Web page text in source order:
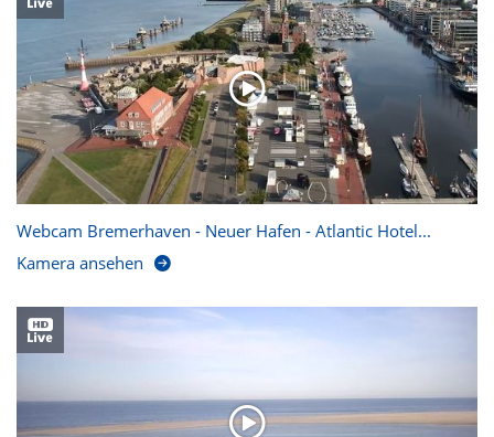
Webcam Bremerhaven - Neuer Hafen - Atlantic Hotel...
Kamera ansehen